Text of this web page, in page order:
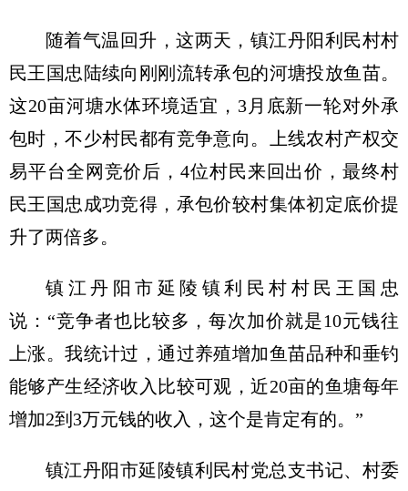
随着气温回升，这两天，镇江丹阳利民村村
民王国忠陆续向刚刚流转承包的河塘投放鱼苗。
这20亩河塘水体环境适宜，3月底新一轮对外承
包时，不少村民都有竞争意向。上线农村产权交
易平台全网竞价后，4位村民来回出价，最终村
民王国忠成功竞得，承包价较村集体初定底价提
升了两倍多。
镇江丹阳市延陵镇利民村村民王国忠
说：“竞争者也比较多，每次加价就是10元钱往
上涨。我统计过，通过养殖增加鱼苗品种和垂钓
能够产生经济收入比较可观，近20亩的鱼塘每年
增加2到3万元钱的收入，这个是肯定有的。”
镇江丹阳市延陵镇利民村党总支书记、村委